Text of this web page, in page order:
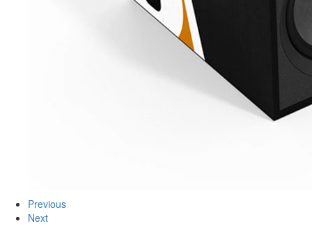
Previous
Next